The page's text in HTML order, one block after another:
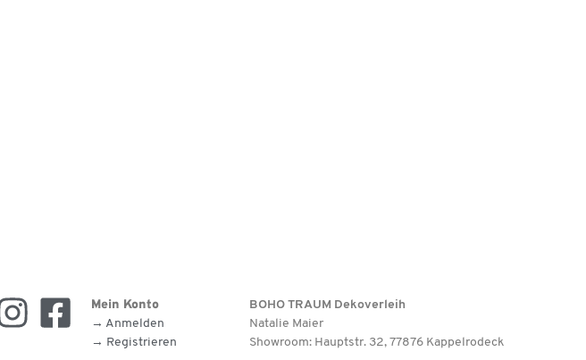
Mein Konto
→ Anmelden
→ Registrieren
BOHO TRAUM Dekoverleih
Natalie Maier
Showroom: Hauptstr. 32, 77876 Kappelrodeck